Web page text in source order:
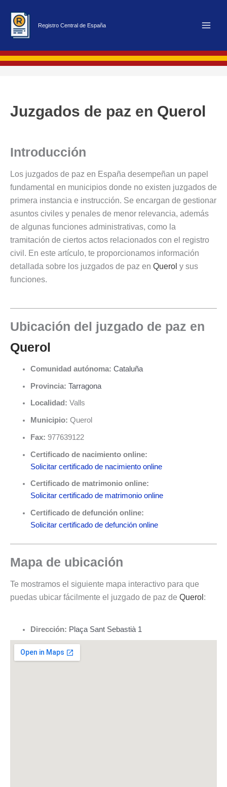
contenido
Registro Central de España
Juzgados de paz en Querol
Introducción
Los juzgados de paz en España desempeñan un papel
fundamental en municipios donde no existen juzgados de
primera instancia e instrucción. Se encargan de gestionar
asuntos civiles y penales de menor relevancia, además
de algunas funciones administrativas, como la
tramitación de ciertos actos relacionados con el registro
civil. En este artículo, te proporcionamos información
detallada sobre los juzgados de paz en Querol y sus
funciones.
Ubicación del juzgado de paz en
Querol
Comunidad autónoma: Cataluña
Provincia: Tarragona
Localidad: Valls
Municipio: Querol
Fax: 977639122
Certificado de nacimiento online:
Solicitar certificado de nacimiento online
Certificado de matrimonio online:
Solicitar certificado de matrimonio online
Certificado de defunción online:
Solicitar certificado de defunción online
Mapa de ubicación
Te mostramos el siguiente mapa interactivo para que
puedas ubicar fácilmente el juzgado de paz de Querol :
Dirección: Plaça Sant Sebastià 1